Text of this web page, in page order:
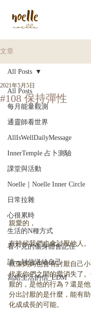
文章
All Posts
每月能量觀測
通靈師看世界
AllIsWellDailyMessage
InnerTemple 占卜測驗
課堂與活動
Noelle｜Noelle Inner Circle
日常拉雜
心很累時
生活的N種方式
看不見的傷身體會記住
讀一封信送給自己
寫給生活的信_EDM
All Posts
#108 保持彈性
2021年5月5日
親愛的，
有時候我們也會討厭他人。
就像媽媽也會有討厭自己
代表你們之間的愛消失了
厭的，是他的行為？還是
分出討厭的是什麼，能有
化成成長的可能。